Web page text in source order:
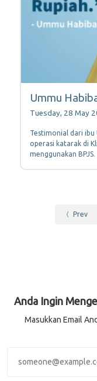
Ummu
Tuesday, 28 May
Testimonial dari ibu
operasi katarak di
menggunakan BPJS.
Prev
Anda Ingin
Masukkan Email